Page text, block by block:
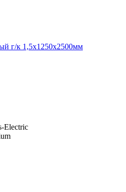
г/к 1,5х1250х2500мм
Electric